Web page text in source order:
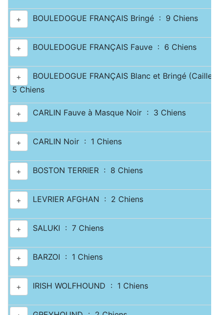
+ BOULEDOGUE FRANÇAIS Bringé : 9 Chiens
+ BOULEDOGUE FRANÇAIS Fauve : 6 Chiens
+
BOULEDOGUE FRANÇAIS Blanc et Bringé
5 Chiens
+ CARLIN Fauve à Masque Noir : 3 Chiens
+ CARLIN Noir : 1 Chiens
+ BOSTON TERRIER : 8 Chiens
+ LEVRIER AFGHAN : 2 Chiens
+ SALUKI : 7 Chiens
+ BARZOI : 1 Chiens
+ IRISH WOLFHOUND : 1 Chiens